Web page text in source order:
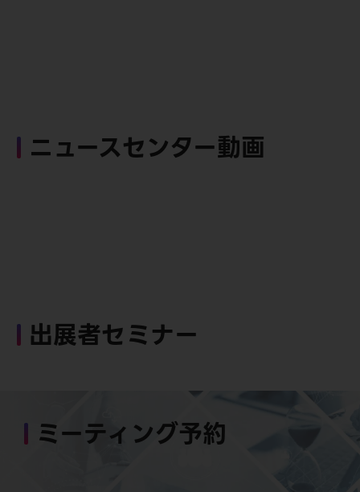
ニュースセンター動画
出展者セミナー
ミーティング予約